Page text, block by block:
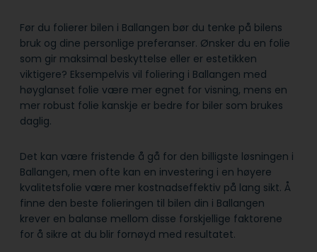
Før du folierer bilen i Ballangen bør du tenke på bilens
bruk og dine personlige preferanser. Ønsker du en folie
som gir maksimal beskyttelse eller er estetikken
viktigere? Eksempelvis vil foliering i Ballangen med
høyglanset folie være mer egnet for visning, mens en
mer robust folie kanskje er bedre for biler som brukes
daglig.
Det kan være fristende å gå for den billigste løsningen i
Ballangen, men ofte kan en investering i en høyere
kvalitetsfolie være mer kostnadseffektiv på lang sikt. Å
finne den beste folieringen til bilen din i Ballangen
krever en balanse mellom disse forskjellige faktorene
for å sikre at du blir fornøyd med resultatet.